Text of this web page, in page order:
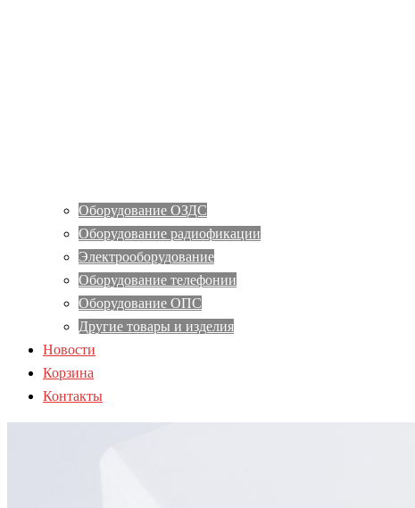
Оборудование ОЗДС
Оборудование радиофикации
Электрооборудование
Оборудование телефонии
Оборудование ОПС
Другие товары и изделия
Новости
Корзина
Контакты